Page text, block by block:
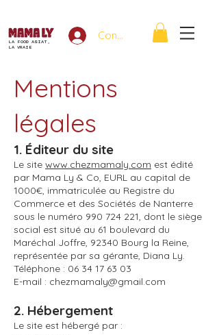
LA FOOD ASIAT,
LA VRAIE
Connexion
Mentions
légales
1. Éditeur du site
Le site www.chezmamaly.com est édité
par Mama Ly & Co, EURL au capital de
1000€, immatriculée au Registre du
Commerce et des Sociétés de Nanterre
sous le numéro 990 724 221, dont le siège
social est situé au 61 boulevard du
Maréchal Joffre, 92340 Bourg la Reine,
représentée par sa gérante, Diana Ly.
Téléphone : 06 34 17 63 03
E-mail : chezmamaly@gmail.com
2. Hébergement
Le site est hébergé par :